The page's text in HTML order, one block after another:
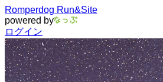
Romperdog Run&Site
powered by
ログイン